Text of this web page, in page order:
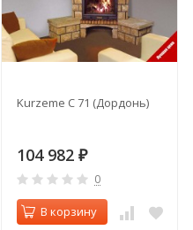
Kurzeme C 71 (Дордонь)
104 982 ₽
0
В корзину